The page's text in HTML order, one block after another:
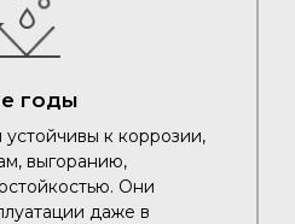
годы
к коррозии,
выгоранию,
Они
даже в